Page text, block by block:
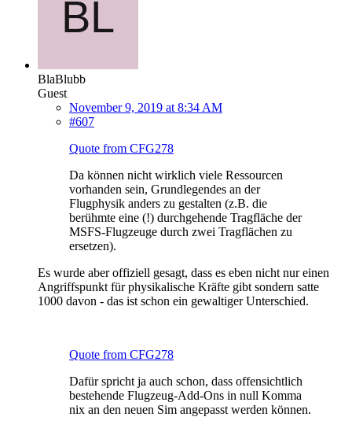
BlaBlubb
Guest
November 9, 2019 at 8:34 AM
#607
Quote from CFG278
Da können nicht wirklich viele Ressourcen
vorhanden sein, Grundlegendes an der
Flugphysik anders zu gestalten (z.B. die
berühmte eine (!) durchgehende Tragfläche der
MSFS-Flugzeuge durch zwei Tragflächen zu
ersetzen).
Es wurde aber offiziell gesagt, dass es eben nicht nur einen
Angriffspunkt für physikalische Kräfte gibt sondern satte
1000 davon - das ist schon ein gewaltiger Unterschied.
Quote from CFG278
Dafür spricht ja auch schon, dass offensichtlich
bestehende Flugzeug-Add-Ons in null Komma
nix an den neuen Sim angepasst werden können.